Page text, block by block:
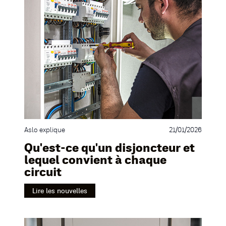
Aslo explique 21/01/2026
Qu'est-ce qu'un disjoncteur et
lequel convient à chaque
circuit
Lire les nouvelles